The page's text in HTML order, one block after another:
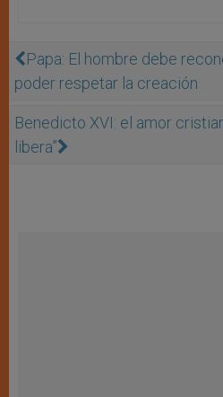
Papa: El hombre debe
poder respetar la creación
Benedicto XVI: el amor
libera”